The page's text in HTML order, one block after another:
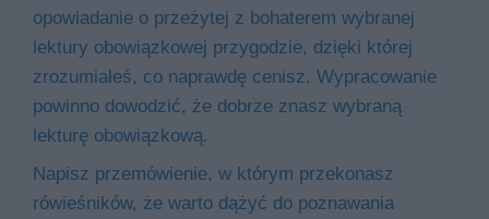
opowiadanie o przeżytej z bohaterem wybranej
lektury obowiązkowej przygodzie, dzięki której
zrozumiałeś, co naprawdę cenisz. Wypracowanie
powinno dowodzić, że dobrze znasz wybraną
lekturę obowiązkową.
Napisz przemówienie, w którym przekonasz
rówieśników, że warto dążyć do poznawania